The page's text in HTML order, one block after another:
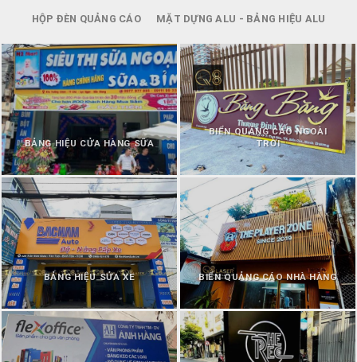
HỘP ĐÈN QUẢNG CÁO MẶT DỰNG ALU - BẢNG HIỆU ALU
BẢNG HIỆU CỬA HÀNG SỮA
BIỂN QUẢNG CÁO NGOÀI
TRỜI
BẢNG HIỆU SỬA XE BIỂN QUẢNG CÁO NHÀ HÀNG